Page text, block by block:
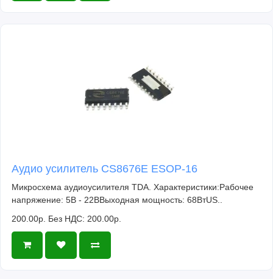
Аудио усилитель CS8676E ESOP-16
Микросхема аудиоусилителя TDA. Характеристики:Рабочее
напряжение: 5В - 22ВВыходная мощность: 68ВтUS..
200.00р. Без НДС: 200.00р.